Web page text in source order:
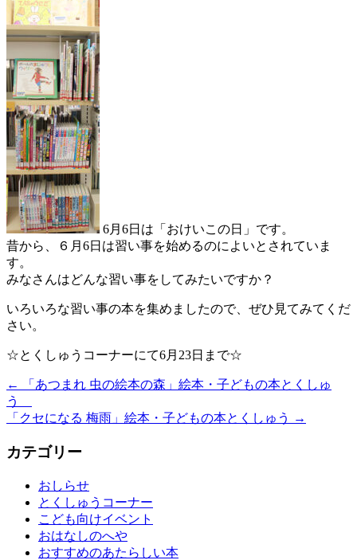
6月6日は「おけいこの日」です。
昔から、６月6日は習い事を始めるのによいとされていま
す。
みなさんはどんな習い事をしてみたいですか？
いろいろな習い事の本を集めましたので、ぜひ見てみてくだ
さい。
☆とくしゅうコーナーにて6月23日まで☆
←
「あつまれ 虫の絵本の森」絵本・子どもの本とくしゅ
う
「クセになる 梅雨」絵本・子どもの本とくしゅう
→
カテゴリー
おしらせ
とくしゅうコーナー
こども向けイベント
おはなしのへや
おすすめのあたらしい本